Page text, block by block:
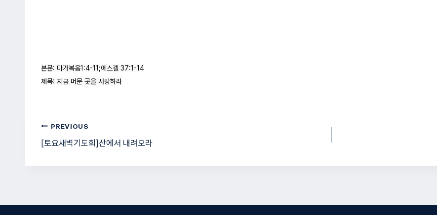
본문: 마가복음1:4-11;에스겔 37:1-14
제목: 지금 머문 곳을 사랑하라
글
탐
색
PREVIOUS
[토요새벽기도회]산에서 내려오라